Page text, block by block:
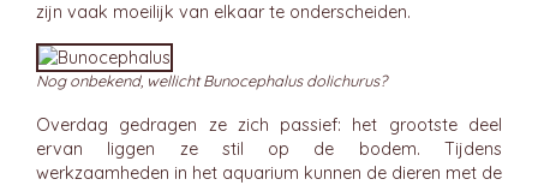
zijn vaak moeilijk van elkaar te onderscheiden.
Nog onbekend, wellicht Bunocephalus dolichurus?
Overdag gedragen ze zich passief: het grootste deel
ervan liggen ze stil op de bodem. Tijdens
werkzaamheden in het aquarium kunnen de dieren met de